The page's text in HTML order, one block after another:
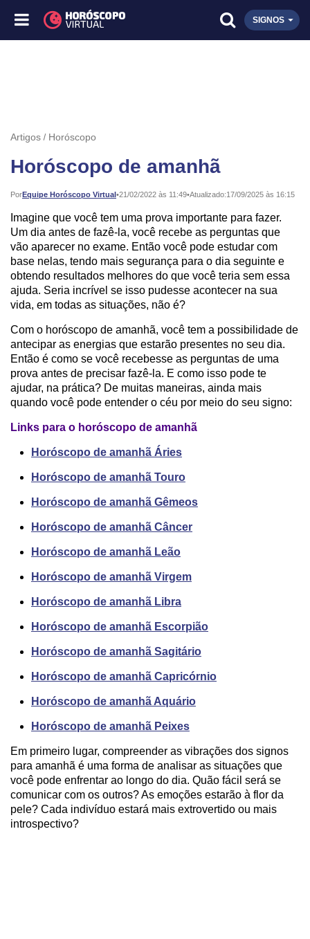
SIGNOS
Artigos Horóscopo
Horóscopo de amanhã
PorEquipe Horóscopo Virtual•
Publicado: 21/02/2022 às 11:49•Atualizado:17/09/2025 às 16:15
Imagine que você tem uma prova importante para fazer.
Um dia antes de fazê-la, você recebe as perguntas que
vão aparecer no exame. Então você pode estudar com
base nelas, tendo mais segurança para o dia seguinte e
obtendo resultados melhores do que você teria sem essa
ajuda. Seria incrível se isso pudesse acontecer na sua
vida, em todas as situações, não é?
Com o horóscopo de amanhã, você tem a possibilidade de
antecipar as energias que estarão presentes no seu dia.
Então é como se você recebesse as perguntas de uma
prova antes de precisar fazê-la. E como isso pode te
ajudar, na prática? De muitas maneiras, ainda mais
quando você pode entender o céu por meio do seu signo:
Links para o horóscopo de amanhã
Horóscopo de amanhã Áries
Horóscopo de amanhã Touro
Horóscopo de amanhã Gêmeos
Horóscopo de amanhã Câncer
Horóscopo de amanhã Leão
Horóscopo de amanhã Virgem
Horóscopo de amanhã Libra
Horóscopo de amanhã Escorpião
Horóscopo de amanhã Sagitário
Horóscopo de amanhã Capricórnio
Horóscopo de amanhã Aquário
Horóscopo de amanhã Peixes
Em primeiro lugar, compreender as vibrações dos signos
para amanhã é uma forma de analisar as situações que
você pode enfrentar ao longo do dia. Quão fácil será se
comunicar com os outros? As emoções estarão à flor da
pele? Cada indivíduo estará mais extrovertido ou mais
introspectivo?